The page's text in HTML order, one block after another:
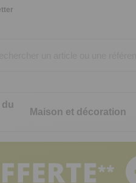
Maison et décoration